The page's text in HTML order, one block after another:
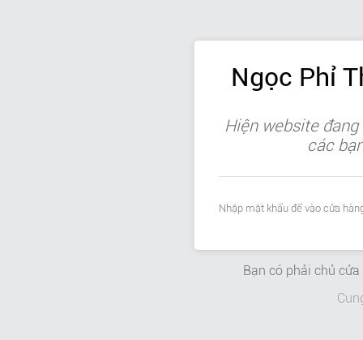
Ngọc Phỉ
Hiện website
các
Nhập mật khẩu để vào cửa
Bạn có phải chủ